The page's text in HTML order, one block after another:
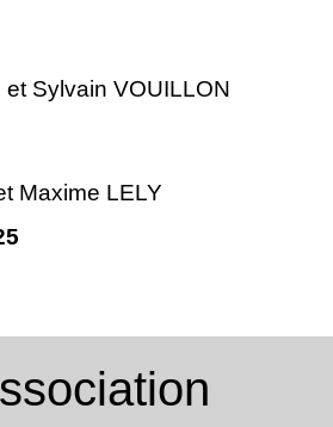
Sylvain VOUILLON
Maxime LELY